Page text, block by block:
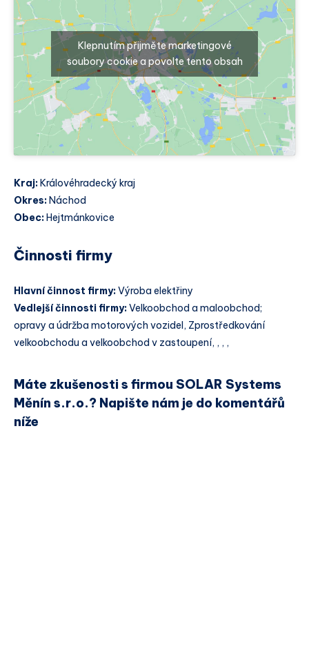
Klepnutím přijměte marketingové
soubory cookie a povolte tento obsah
Kraj: Královéhradecký kraj
Okres: Náchod
Obec: Hejtmánkovice
Činnosti firmy
Hlavní činnost firmy:Výroba elektřiny
Vedlejší činnosti firmy:Velkoobchod a maloobchod;
opravy a údržba motorových vozidel, Zprostředkování
velkoobchodu a velkoobchod v zastoupení, , , ,
Máte zkušenosti s firmou SOLAR Systems
Měnín s.r.o.? Napište nám je do komentářů
níže